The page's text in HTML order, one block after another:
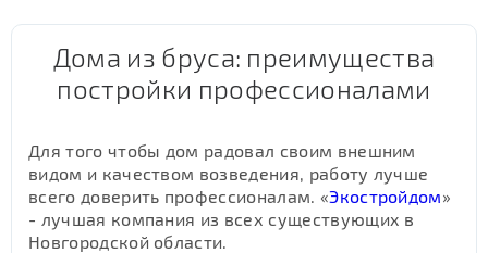
Дома из бруса: преимущества
постройки профессионалами
Для того чтобы дом радовал своим внешним
видом и качеством возведения, работу лучше
всего доверить профессионалам. «Экостройдом»
- лучшая компания из всех существующих в
Новгородской области.